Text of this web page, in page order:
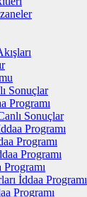
Sonuçlar
Programı
Sonuçlar
Programı
Programı
Programı
İddaa Programı
Programı